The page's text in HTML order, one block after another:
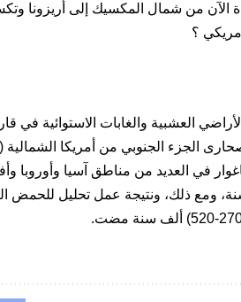
الآن من شمال المكسيك إلى أريزونا
؟
العشبية والغابات الاستوائية في
في العديد من مناطق آسيا وأوروبا
ومع ذلك، ونتيجة عمل تحليل للحمض